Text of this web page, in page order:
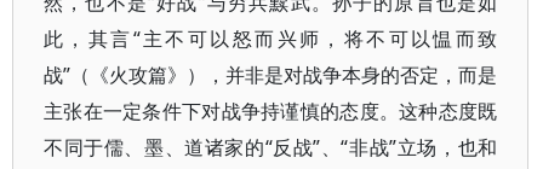
此，其言“主不可以怒而兴师，将不可以愠而致
战”（《火攻篇》），并非是对战争本身的否定，而是
主张在一定条件下对战争持谨慎的态度。这种态度既
不同于儒、墨、道诸家的“反战”、“非战”立场，也和